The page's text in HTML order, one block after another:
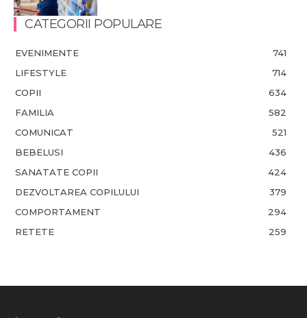
CATEGORII POPULARE
EVENIMENTE
741
LIFESTYLE
714
COPII
634
FAMILIA
582
COMUNICAT
521
BEBELUSI
436
SANATATE COPII
424
DEZVOLTAREA COPILULUI
379
COMPORTAMENT
294
RETETE
259